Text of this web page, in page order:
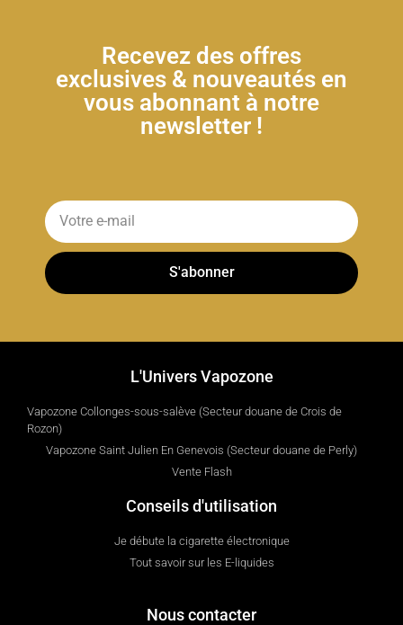
Recevez des offres
exclusives & nouveautés en
vous abonnant à notre
newsletter !
S'abonner
L'Univers Vapozone
Vapozone Collonges-sous-salève (Secteur douane de Crois de
Rozon)
Vapozone Saint Julien En Genevois (Secteur douane de Perly)
Vente Flash
Conseils d'utilisation
Je débute la cigarette électronique
Tout savoir sur les E-liquides
Nous contacter